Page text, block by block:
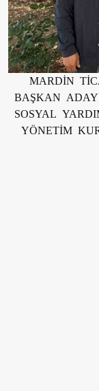
MARDİN
BAŞKAN
SOSYAL
YÖNETİM